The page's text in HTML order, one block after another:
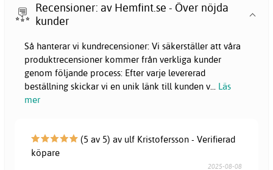
Recensioner: av Hemfint.se - Över nöjda
kunder
Så hanterar vi kundrecensioner: Vi säkerställer att våra
produktrecensioner kommer från verkliga kunder
genom följande process: Efter varje levererad
beställning skickar vi en unik länk till kunden v... Läs
mer
(5 av 5) av ulf Kristofersson - Verifierad
köpare
2025-08-08